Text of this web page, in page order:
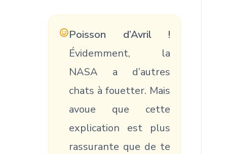
Poisson d’Avril !
Évidemment, la
NASA a d’autres
chats à fouetter. Mais
avoue que cette
explication est plus
rassurante que de te